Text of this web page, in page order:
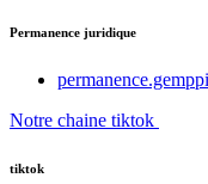
Permanence juridique
Notre chaine tiktok
tiktok